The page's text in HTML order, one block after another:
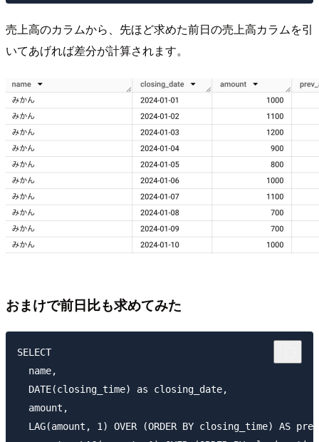
売上高のカラムから、先ほど求めた前日の売上高カラムを引
いてあげれば差分が計算されます。
おまけで前日比も求めてみた
SELECT
  name,
  DATE(closing_time) as closing_date,
  amount,
LAG(amount, 1) OVER (ORDER BY closing_time) AS